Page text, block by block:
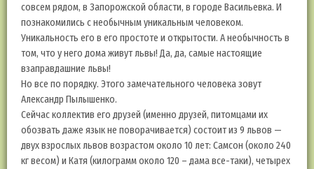
совсем рядом, в Запорожской области, в городе Васильевка. И
познакомились с необычным уникальным человеком.
Уникальность его в его простоте и открытости. А необычность в
том, что у него дома живут львы! Да, да, самые настоящие
взаправдашние львы!
Но все по порядку. Этого замечательного человека зовут
Александр Пылышенко.
Сейчас коллектив его друзей (именно друзей, питомцами их
обозвать даже язык не поворачивается) состоит из 9 львов —
двух взрослых львов возрастом около 10 лет: Самсон (около 240
кг весом) и Катя (килограмм около 120 – дама все-таки), четырех